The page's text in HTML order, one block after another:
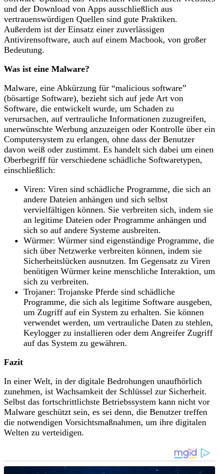
und der Download von Apps ausschließlich aus
vertrauenswürdigen Quellen sind gute Praktiken.
Außerdem ist der Einsatz einer zuverlässigen
Antivirensoftware, auch auf einem Macbook, von großer
Bedeutung.
Was ist eine Malware?
Malware, eine Abkürzung für “malicious software”
(bösartige Software), bezieht sich auf jede Art von
Software, die entwickelt wurde, um Schaden zu
verursachen, auf vertrauliche Informationen zuzugreifen,
unerwünschte Werbung anzuzeigen oder Kontrolle über ein
Computersystem zu erlangen, ohne dass der Benutzer
davon weiß oder zustimmt. Es handelt sich dabei um einen
Oberbegriff für verschiedene schädliche Softwaretypen,
einschließlich:
Viren: Viren sind schädliche Programme, die sich an
andere Dateien anhängen und sich selbst
vervielfältigen können. Sie verbreiten sich, indem sie
an legitime Dateien oder Programme anhängen und
sich so auf andere Systeme ausbreiten.
Würmer: Würmer sind eigenständige Programme, die
sich über Netzwerke verbreiten können, indem sie
Sicherheitslücken ausnutzen. Im Gegensatz zu Viren
benötigen Würmer keine menschliche Interaktion, um
sich zu verbreiten.
Trojaner: Trojanske Pferde sind schädliche
Programme, die sich als legitime Software ausgeben,
um Zugriff auf ein System zu erhalten. Sie können
verwendet werden, um vertrauliche Daten zu stehlen,
Keylogger zu installieren oder dem Angreifer Zugriff
auf das System zu gewähren.
Fazit
In einer Welt, in der digitale Bedrohungen unaufhörlich
zunehmen, ist Wachsamkeit der Schlüssel zur Sicherheit.
Selbst das fortschrittlichste Betriebssystem kann nicht vor
Malware geschützt sein, es sei denn, die Benutzer treffen
die notwendigen Vorsichtsmaßnahmen, um ihre digitalen
Welten zu verteidigen.